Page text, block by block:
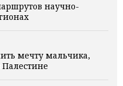
научно-
мечту мальчика,